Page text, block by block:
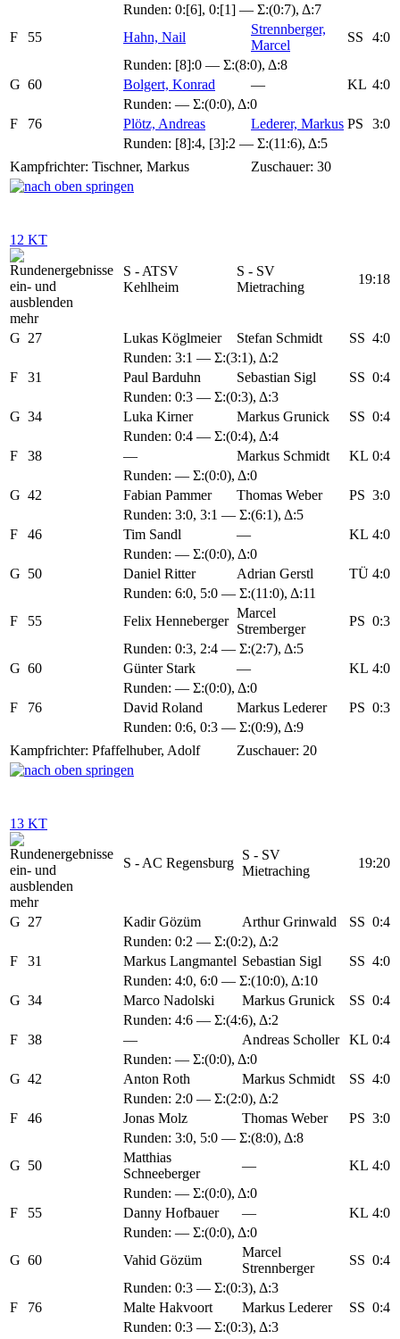
Runden: 0:[6], 0:[1] — Σ:(0:7), Δ:7
F
55 Hahn, Nail
Strennberger,
Marcel
SS
4:0
Runden: [8]:0 — Σ:(8:0), Δ:8
G 60 Bolgert, Konrad — KL 4:0
Runden: — Σ:(0:0), Δ:0
F
76 Plötz, Andreas Lederer, Markus PS
3:0
Runden: [8]:4, [3]:2 — Σ:(11:6), Δ:5
Kampfrichter: Tischner, Markus
Zuschauer: 30
12 KT
mehr
S - ATSV
Kehlheim
S - SV
Mietraching
19:18
G 27 Lukas Köglmeier Stefan Schmidt SS 4:0
Runden: 3:1 — Σ:(3:1), Δ:2
F
31 Paul Barduhn Sebastian Sigl SS 0:4
Runden: 0:3 — Σ:(0:3), Δ:3
G 34 Luka Kirner Markus Grunick SS 0:4
Runden: 0:4 — Σ:(0:4), Δ:4
F
38 — Markus Schmidt KL 0:4
Runden: — Σ:(0:0), Δ:0
G 42 Fabian Pammer Thomas Weber PS 3:0
Runden: 3:0, 3:1 — Σ:(6:1), Δ:5
F
46 Tim Sandl — KL 4:0
Runden: — Σ:(0:0), Δ:0
G 50 Daniel Ritter Adrian Gerstl TÜ 4:0
Runden: 6:0, 5:0 — Σ:(11:0), Δ:11
F
55 Felix Henneberger
Marcel
Stremberger
PS 0:3
Runden: 0:3, 2:4 — Σ:(2:7), Δ:5
G 60 Günter Stark — KL 4:0
Runden: — Σ:(0:0), Δ:0
F
76 David Roland Markus Lederer PS 0:3
Runden: 0:6, 0:3 — Σ:(0:9), Δ:9
Kampfrichter: Pfaffelhuber, Adolf
Zuschauer: 20
13 KT
mehr
S - AC Regensburg
S - SV
Mietraching
19:20
G 27 Kadir Gözüm Arthur Grinwald SS 0:4
Runden: 0:2 — Σ:(0:2), Δ:2
F
31 Markus Langmantel Sebastian Sigl SS 4:0
Runden: 4:0, 6:0 — Σ:(10:0), Δ:10
G 34 Marco Nadolski Markus Grunick SS 0:4
Runden: 4:6 — Σ:(4:6), Δ:2
F
38 — Andreas Scholler KL 0:4
Runden: — Σ:(0:0), Δ:0
G 42 Anton Roth Markus Schmidt SS 4:0
Runden: 2:0 — Σ:(2:0), Δ:2
F
46 Jonas Molz Thomas Weber PS 3:0
Runden: 3:0, 5:0 — Σ:(8:0), Δ:8
G 50
Matthias
Schneeberger
— KL 4:0
Runden: — Σ:(0:0), Δ:0
F
55 Danny Hofbauer — KL 4:0
Runden: — Σ:(0:0), Δ:0
G 60 Vahid Gözüm
Marcel
Strennberger
SS 0:4
Runden: 0:3 — Σ:(0:3), Δ:3
F
76 Malte Hakvoort Markus Lederer SS 0:4
Runden: 0:3 — Σ:(0:3), Δ:3